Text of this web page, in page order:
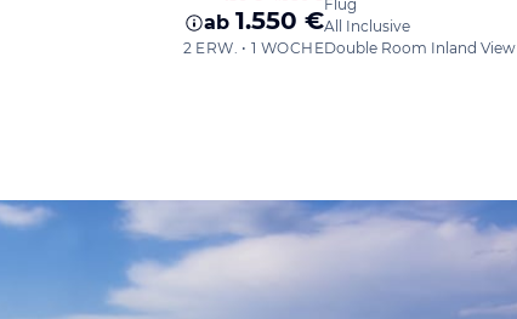
ab 1.550 €
2 ERW. • 1 WOCHE
Flug
All Inclusive
Double Room Inland View